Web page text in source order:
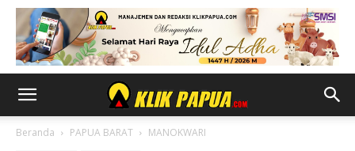
Beranda PAPUA BARAT MANOKWARI